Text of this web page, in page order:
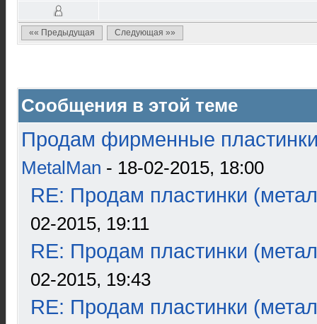
«« Предыдущая Следующая »»
Сообщения в этой теме
Продам фирменные
MetalMan - 18-02-2015, 18:00
RE: Продам пластинки
02-2015, 19:11
RE: Продам пластинки
02-2015, 19:43
RE: Продам пластинки